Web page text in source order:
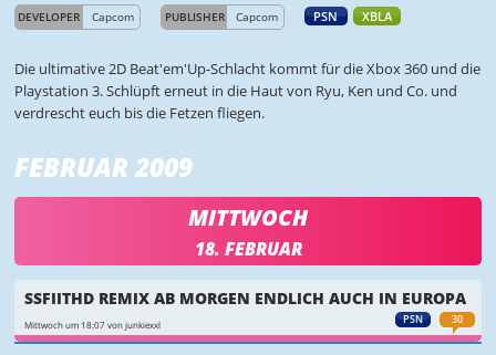
DEVELOPER Capcom PUBLISHER Capcom PSN XBLA
Die ultimative 2D Beat'em'Up-Schlacht kommt für die Xbox 360 und die
Playstation 3. Schlüpft erneut in die Haut von Ryu, Ken und Co. und
verdrescht euch bis die Fetzen fliegen.
FEBRUAR 2009
MITTWOCH
18. FEBRUAR
PSN 30
SSFIITHD REMIX AB MORGEN ENDLICH AUCH IN EUROPA
Mittwoch um 18:07 von junkiexxl